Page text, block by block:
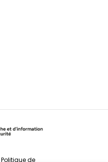
Politique de